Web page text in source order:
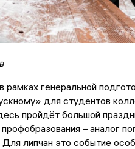
рамках генеральной
для студентов
пройдёт большой
– аналог
липчан это событие